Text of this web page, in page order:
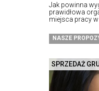
Jak powinna
prawidłowa
miejsca pracy w
NASZE
SPRZEDAŻ